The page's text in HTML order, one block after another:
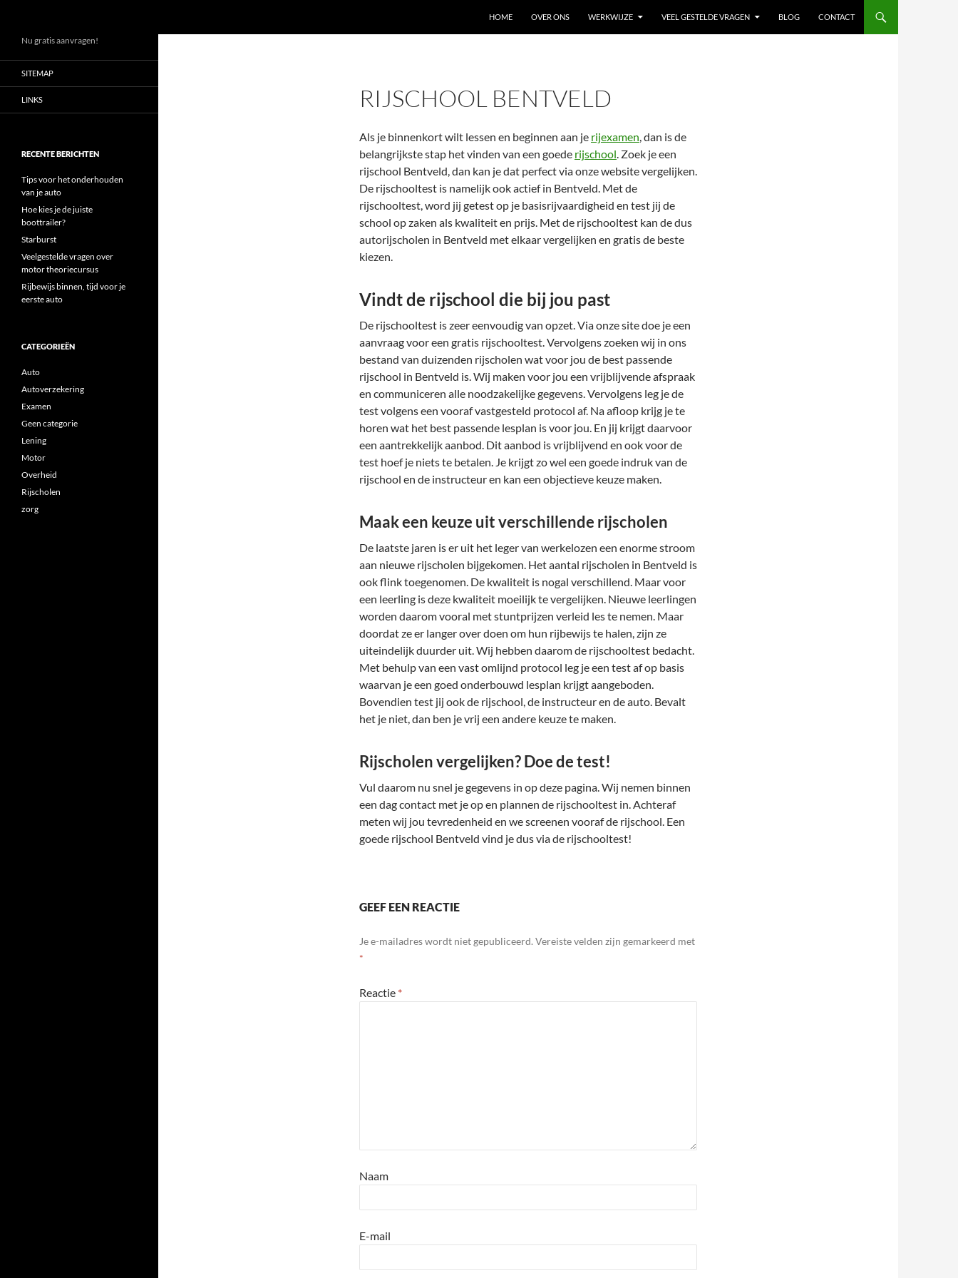
naar
HOME OVER ONS WERKWIJZE VEEL GESTELDE VRAGEN BLOG CONTACT
RIJSCHOOL BENTVELD
Als je binnenkort wilt lessen en beginnen aan je rijexamen, dan is de
belangrijkste stap het vinden van een goede rijschool. Zoek je een
rijschool Bentveld, dan kan je dat perfect via onze website vergelijken.
De rijschooltest is namelijk ook actief in Bentveld. Met de
rijschooltest, word jij getest op je basisrijvaardigheid en test jij de
school op zaken als kwaliteit en prijs. Met de rijschooltest kan de dus
autorijscholen in Bentveld met elkaar vergelijken en gratis de beste
kiezen.
Vindt de rijschool die bij jou past
De rijschooltest is zeer eenvoudig van opzet. Via onze site doe je een
aanvraag voor een gratis rijschooltest. Vervolgens zoeken wij in ons
bestand van duizenden rijscholen wat voor jou de best passende
rijschool in Bentveld is. Wij maken voor jou een vrijblijvende afspraak
en communiceren alle noodzakelijke gegevens. Vervolgens leg je de
test volgens een vooraf vastgesteld protocol af. Na afloop krijg je te
horen wat het best passende lesplan is voor jou. En jij krijgt daarvoor
een aantrekkelijk aanbod. Dit aanbod is vrijblijvend en ook voor de
test hoef je niets te betalen. Je krijgt zo wel een goede indruk van de
rijschool en de instructeur en kan een objectieve keuze maken.
Maak een keuze uit verschillende rijscholen
De laatste jaren is er uit het leger van werkelozen een enorme stroom
aan nieuwe rijscholen bijgekomen. Het aantal rijscholen in Bentveld is
ook flink toegenomen. De kwaliteit is nogal verschillend. Maar voor
een leerling is deze kwaliteit moeilijk te vergelijken. Nieuwe leerlingen
worden daarom vooral met stuntprijzen verleid les te nemen. Maar
doordat ze er langer over doen om hun rijbewijs te halen, zijn ze
uiteindelijk duurder uit. Wij hebben daarom de rijschooltest bedacht.
Met behulp van een vast omlijnd protocol leg je een test af op basis
waarvan je een goed onderbouwd lesplan krijgt aangeboden.
Bovendien test jij ook de rijschool, de instructeur en de auto. Bevalt
het je niet, dan ben je vrij een andere keuze te maken.
Rijscholen vergelijken? Doe de test!
Vul daarom nu snel je gegevens in op deze pagina. Wij nemen binnen
een dag contact met je op en plannen de rijschooltest in. Achteraf
meten wij jou tevredenheid en we screenen vooraf de rijschool. Een
goede rijschool Bentveld vind je dus via de rijschooltest!
GEEF EEN REACTIE
Je e-mailadres wordt niet gepubliceerd. Vereiste velden zijn gemarkeerd met
*
Reactie *
Naam
E-mail
Nu gratis aanvragen!
SITEMAP
LINKS
RECENTE BERICHTEN
Tips voor het onderhouden
van je auto
Hoe kies je de juiste
boottrailer?
Starburst
Veelgestelde vragen over
motor theoriecursus
Rijbewijs binnen, tijd voor je
eerste auto
CATEGORIEËN
Auto
Autoverzekering
Examen
Geen categorie
Lening
Motor
Overheid
Rijscholen
zorg